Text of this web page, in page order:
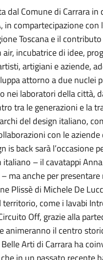
dal Comune di Carrara
in compartecipazione
Toscana e il
incubatrice di idee,
artigiani e aziende,
attorno a due nuclei
nei laboratori della città,
tra le generazioni e la
del design italiano,
con le
back sarà l’occasione
– il cavatappi Anna
ma anche per
Plissè di Michele De
come i lavabi
Off, grazie alla
animeranno il centro
Arti di Carrara ha